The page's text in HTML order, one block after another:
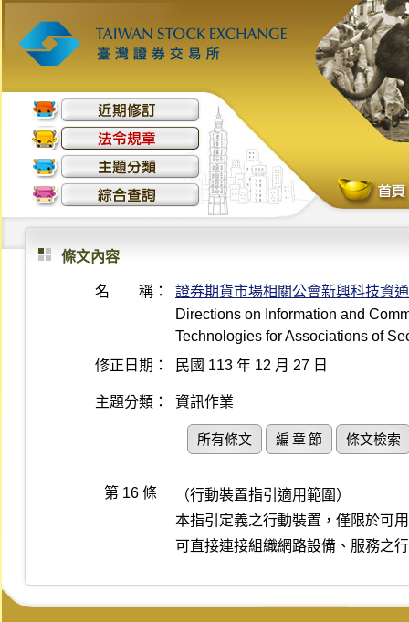
條文內容
名 稱：
證券期貨市場相關公會新興科技資
Directions on Information and
Technologies for Associations of
修正日期：
民國 113 年 12 月 27 日
主題分類： 資訊作業
所有條文 編 章 節 條文檢索
第 16 條
（行動裝置指引適用範圍）
本指引定義之行動裝置，僅限於可
可直接連接組織網路設備、服務之